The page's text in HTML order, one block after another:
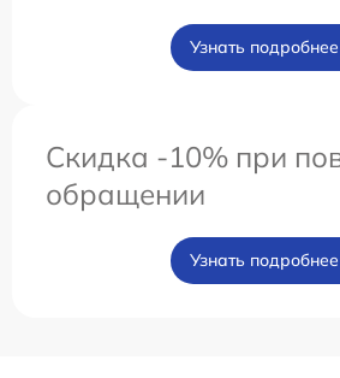
Узнать подробнее
Скидка -10% при
обращении
Узнать подробнее